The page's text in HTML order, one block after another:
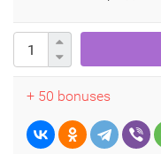
+ 50 bonuses